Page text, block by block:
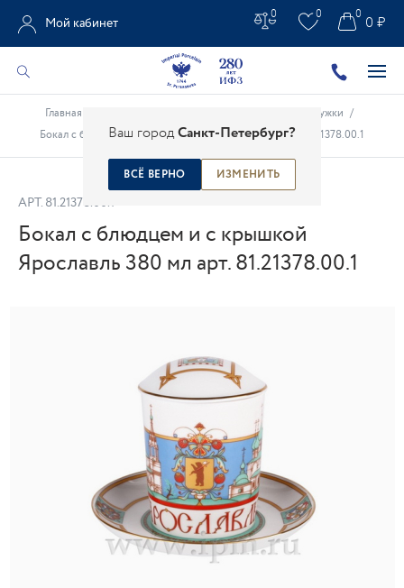
Ваш городСанкт-Петербург?
ВСЁ ВЕРНО ИЗМЕНИТЬ
Мой кабинет
0 0 0 ₽
0
Главная Бокалы, кружки /
Бокал с блюдцем и с крышкой Ярославль 380 мл арт. 81.21378.00.1
АРТ. 81.21378.00.1
Бокал с блюдцем и с крышкой
Ярославль 380 мл арт. 81.21378.00.1